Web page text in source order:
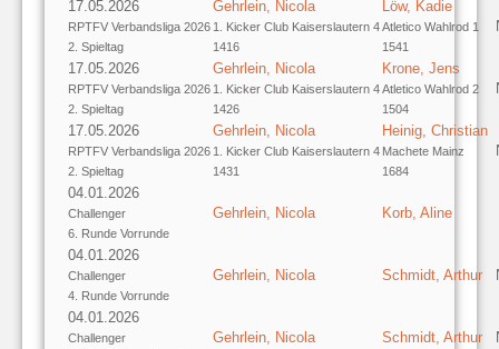
17.05.2026
RPTFV Verbandsliga 2026
2. Spieltag
Gehrlein, Nicola
1. Kicker Club Kaiserslautern 4
1416
Löw, Kadie
Atletico Wahlrod 1
1541
17.05.2026
RPTFV Verbandsliga 2026
2. Spieltag
Gehrlein, Nicola
1. Kicker Club Kaiserslautern 4
1426
Krone, Jens
Atletico Wahlrod 2
1504
17.05.2026
RPTFV Verbandsliga 2026
2. Spieltag
Gehrlein, Nicola
1. Kicker Club Kaiserslautern 4
1431
Heinig, Christian
Machete Mainz
1684
04.01.2026
Challenger
6. Runde Vorrunde
Gehrlein, Nicola Korb, Aline
04.01.2026
Challenger
4. Runde Vorrunde
Gehrlein, Nicola Schmidt, Arthur
04.01.2026
Challenger
Gehrlein, Nicola Schmidt, Arthur